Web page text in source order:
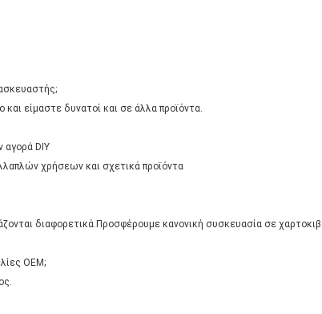
είμαστε δυνατοί και σε άλλα προϊόντα.
αγορά DIY
χρήσεων και σχετικά προϊόντα
διαφορετικά.Προσφέρουμε κανονική συσκευασία σε
OEM;